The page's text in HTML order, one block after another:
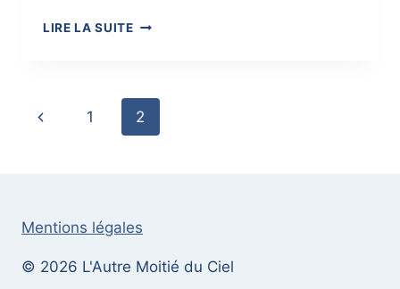
LIRE LA SUITECE
DITES
Page
1 2
Mentions légales
© 2026 L'Autre Moitié du Ciel